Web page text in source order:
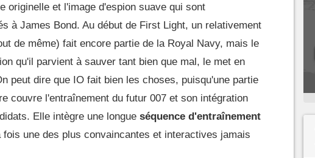
originelle et l'image d'espion suave qui sont
à James Bond. Au début de First Light, un relativement
de même) fait encore partie de la Royal Navy, mais le
qu'il parvient à sauver tant bien que mal, le met en
peut dire que IO fait bien les choses, puisqu'une partie
couvre l'entraînement du futur 007 et son intégration
Elle intègre une longue séquence d'entraînement
une des plus convaincantes et interactives jamais